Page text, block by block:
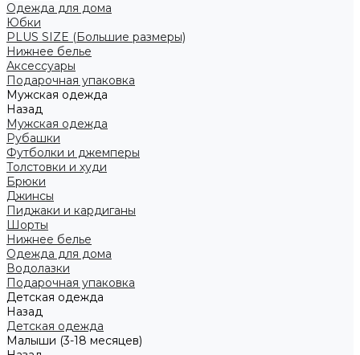
Одежда для дома
Юбки
PLUS SIZE (Большие размеры)
Нижнее белье
Аксессуары
Подарочная упаковка
Мужская одежда
Назад
Мужская одежда
Рубашки
Футболки и джемперы
Толстовки и худи
Брюки
Джинсы
Пиджаки и кардиганы
Шорты
Нижнее белье
Одежда для дома
Водолазки
Подарочная упаковка
Детская одежда
Назад
Детская одежда
Малыши (3-18 месяцев)